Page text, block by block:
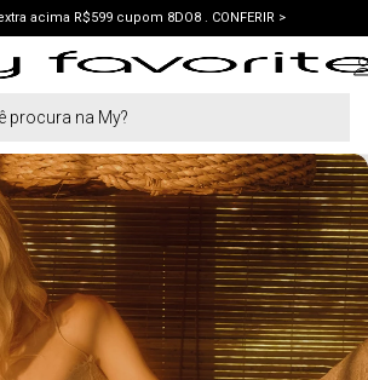
acima R$599 cupom 8DO8 . CONFERIR >
| ganhe 10% cupom WELCOME. VER LOOKS >
na My?